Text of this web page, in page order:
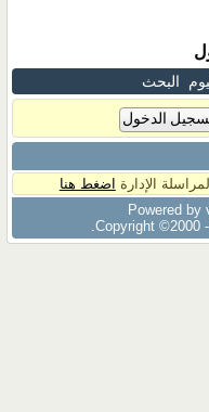
البحث
الإدارة اضغط هنا
Powered by
Copyright ©2000